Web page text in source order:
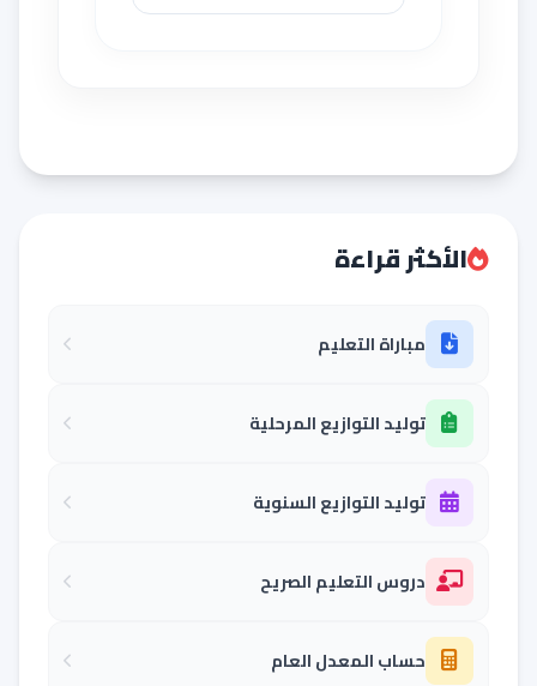
الأكثر قراءة
مباراة التعليم
توليد التوازيع المرحلية
توليد التوازيع السنوية
دروس التعليم الصريح
حساب المعدل العام